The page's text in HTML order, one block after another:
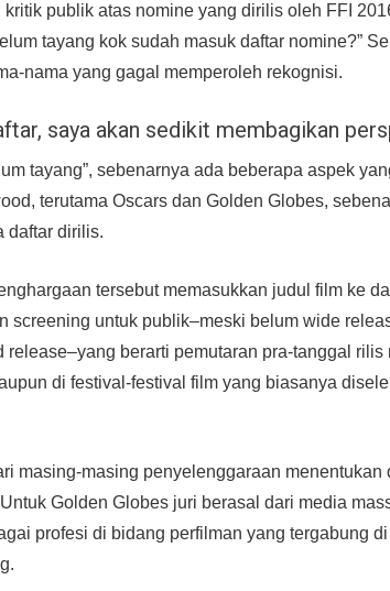
kritik publik atas nomine yang dirilis oleh FFI
tayang kok sudah masuk daftar nomine?”
nama yang gagal memperoleh rekognisi.
saya akan sedikit membagikan
tayang”, sebenarnya ada beberapa aspek
terutama Oscars dan Golden Globes,
daftar dirilis.
tersebut memasukkan judul film ke
screening untuk publik–meski belum wide
release–yang berarti pemutaran pra-tanggal
di festival-festival film yang biasanya
masing-masing penyelenggaraan
Golden Globes juri berasal dari media
profesi di bidang perfilman yang tergabung